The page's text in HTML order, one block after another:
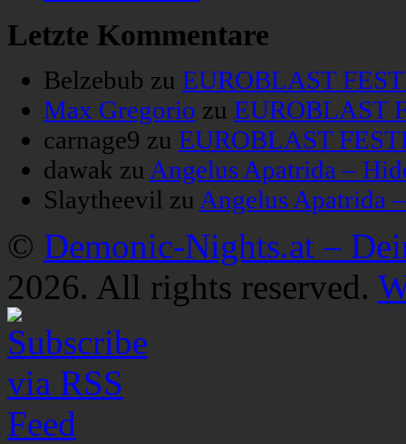
Letzte Kommentare
Belzebub zu EUROBLAST
Max Gregorio zu EUROBLAST
carnage9 zu EUROBLAST
dawak zu Angelus Apatrida –
Slaytheevil zu Angelus Apatrida
© Demonic-Nights.at –
2026. All rights reserved.